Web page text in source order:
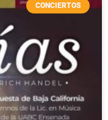
CONCIERTOS